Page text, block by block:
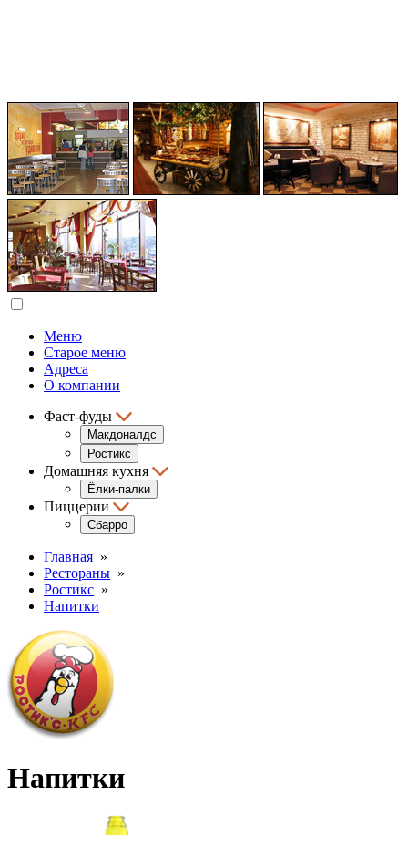
Меню
Старое меню
Адреса
О компании
Фаст-фуды
Макдоналдс
Ростикс
Домашняя кухня
Ёлки-палки
Пиццерии
Сбарро
Главная »
Рестораны »
Ростикс »
Напитки
Напитки